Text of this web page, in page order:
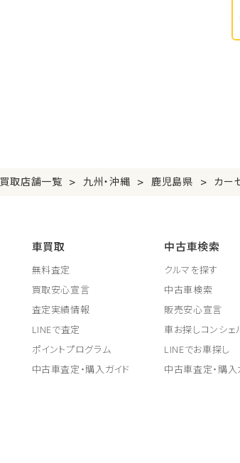
買取店舗一覧 > 九州・沖縄 > 鹿児島県 > カー
車買取
無料査定
買取安心宣言
査定実績情報
LINEで査定
ポイントプログラム
中古車査定・購入ガイド
中古車検索
クルマを探す
中古車検索
販売安心宣言
車お探しコンシェ
LINEでお車探し
中古車査定・購入